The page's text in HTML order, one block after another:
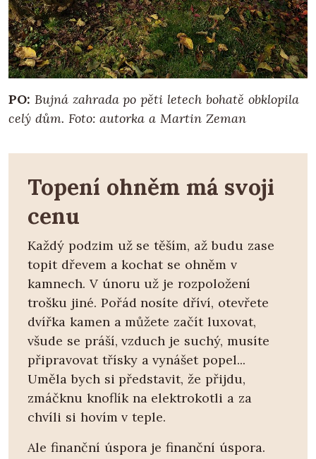
PO: Bujná zahrada po pěti letech bohatě obklopila
celý dům. Foto: autorka a Martin Zeman
Topení ohněm má svoji
cenu
Každý podzim už se těším, až budu zase
topit dřevem a kochat se ohněm v
kamnech. V únoru už je rozpoložení
trošku jiné. Pořád nosíte dříví, otevřete
dvířka kamen a můžete začít luxovat,
všude se práší, vzduch je suchý, musíte
připravovat třísky a vynášet popel...
Uměla bych si představit, že přijdu,
zmáčknu knoflík na elektrokotli a za
chvíli si hovím v teple.
Ale finanční úspora je finanční úspora.